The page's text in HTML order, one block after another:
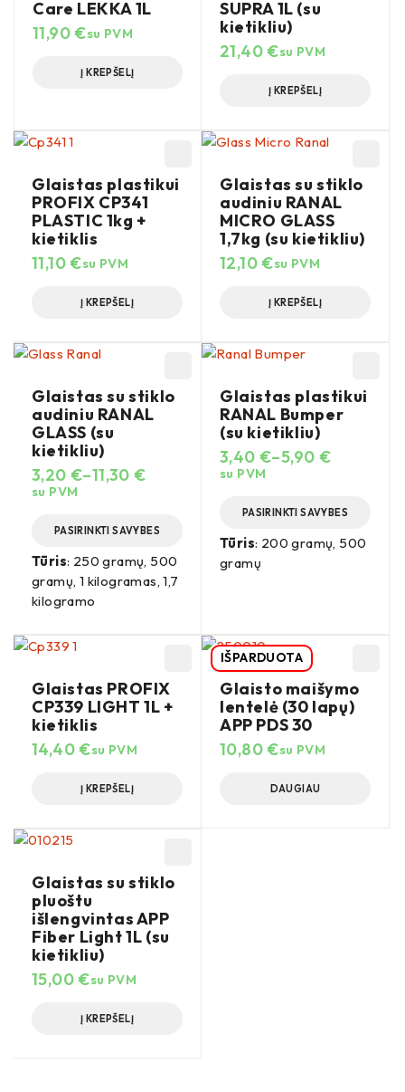
Care LEKKA 1L
11,90€su PVM
Į KREPŠELĮ
SUPRA 1L (su
kietikliu)
21,40€su PVM
Į KREPŠELĮ
Glaistas plastikui
PROFIX CP341
PLASTIC 1kg +
kietiklis
11,10€su PVM
Į KREPŠELĮ
Glaistas su stiklo
audiniu RANAL
MICRO GLASS
1,7kg (su kietikliu)
12,10€su PVM
Į KREPŠELĮ
Glaistas su stiklo
audiniu RANAL
GLASS (su
kietikliu)
3,20 €–11,30€
su PVM
PASIRINKTI SAVYBES
Tūris: 250 gramų, 500
gramų, 1 kilogramas, 1,7
kilogramo
Glaistas plastikui
RANAL Bumper
(su kietikliu)
3,40 €–5,90 €
su PVM
PASIRINKTI SAVYBES
Tūris: 200 gramų, 500
gramų
Glaistas PROFIX
CP339 LIGHT 1L +
kietiklis
14,40€su PVM
Į KREPŠELĮ
IŠPARDUOTA
Glaisto maišymo
lentelė (30 lapų)
APP PDS 30
10,80€su PVM
DAUGIAU
Glaistas su stiklo
pluoštu
išlengvintas APP
Fiber Light 1L (su
kietikliu)
15,00€su PVM
Į KREPŠELĮ